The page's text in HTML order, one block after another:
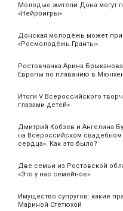
Молодые жители Дона могут
«Нейроигры»
Донская молодёжь может
«Росмолодёжь.Гранты»
Ростовчанка Арина
Европы по плаванию в
Итоги V Всероссийского
глазами детей»
Дмитрий Кобзев и Ангелина
на Всероссийском
сердца». Как это было?
Две семьи из Ростовской
«Это у нас семейное»
Имущество супругов: какие
Мариной Стетюхой